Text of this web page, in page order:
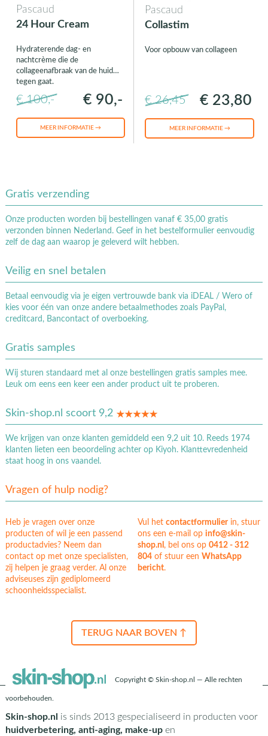
Pascaud
24 Hour Cream
Hydraterende dag- en
nachtcrème die de
collageenafbraak van de huid
tegen gaat.
€ 100,- € 90,-
MEER INFORMATIE →
Pascaud
Collastim
Voor opbouw van collageen
€ 26,45 € 23,80
MEER INFORMATIE →
Gratis verzending
Onze producten worden bij bestellingen vanaf € 35,00 gratis
verzonden binnen Nederland. Geef in het bestelformulier eenvoudig
zelf de dag aan waarop je geleverd wilt hebben.
Veilig en snel betalen
Betaal eenvoudig via je eigen vertrouwde bank via iDEAL / Wero of
kies voor één van onze andere betaalmethodes zoals PayPal,
creditcard, Bancontact of overboeking.
Gratis samples
Wij sturen standaard met al onze bestellingen gratis samples mee.
Leuk om eens een keer een ander product uit te proberen.
Skin-shop.nl scoort 9,2
We krijgen van onze klanten gemiddeld een 9,2 uit 10. Reeds 1974
klanten lieten een beoordeling achter op Kiyoh. Klanttevredenheid
staat hoog in ons vaandel.
Vragen of hulp nodig?
Heb je vragen over onze
producten of wil je een passend
productadvies? Neem dan
contact op met onze specialisten,
zij helpen je graag verder. Al onze
adviseuses zijn gediplomeerd
schoonheidsspecialist.
Vul hetcontactformulierin, stuur
ons een e-mail op info@skin-
shop.nl, bel ons op0412 - 312
804 of stuur eenWhatsApp
bericht.
TERUG NAAR BOVEN ↑
Copyright © Skin-shop.nl — Alle rechten
voorbehouden.
Skin-shop.nl is sinds 2013 gespecialiseerd in producten voor
huidverbetering, anti-aging, make-upen